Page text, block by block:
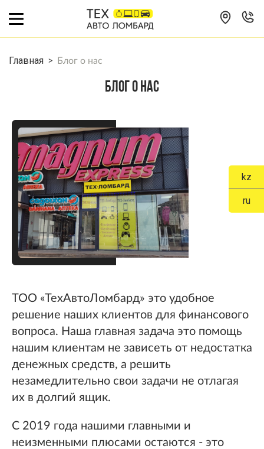
Главная > Блог о нас
БЛОГ О НАС
ТОО «ТехАвтоЛомбард» это удобное
решение наших клиентов для финансового
вопроса. Наша главная задача это помощь
нашим клиентам не зависеть от недостатка
денежных средств, а решить
незамедлительно свои задачи не отлагая
их в долгий ящик.
С 2019 года нашими главными и
неизменными плюсами остаются - это